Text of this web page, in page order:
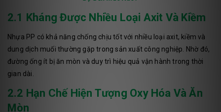
2.1 Kháng Được Nhiều Loại Axit Và Kiềm
Nhựa PP có khả năng chống chịu tốt với nhiều loại axit, kiềm và
dung dịch muối thường gặp trong sản xuất công nghiệp. Nhờ đó,
đường ống ít bị ăn mòn và duy trì hiệu quả vận hành trong thời
gian dài.
2.2 Hạn Chế Hiện Tượng Oxy Hóa Và Ăn
Mòn